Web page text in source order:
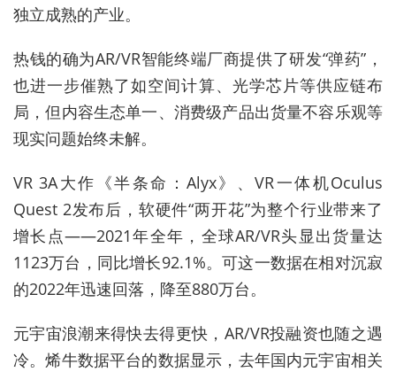
独立成熟的产业。
热钱的确为AR/VR智能终端厂商提供了研发“弹药”，
也进一步催熟了如空间计算、光学芯片等供应链布
局，但内容生态单一、消费级产品出货量不容乐观等
现实问题始终未解。
VR 3A大作《半条命：Alyx》、VR一体机Oculus
Quest 2发布后，软硬件“两开花”为整个行业带来了
增长点——2021年全年，全球AR/VR头显出货量达
1123万台，同比增长92.1%。可这一数据在相对沉寂
的2022年迅速回落，降至880万台。
元宇宙浪潮来得快去得更快，AR/VR投融资也随之遇
冷。烯牛数据平台的数据显示，去年国内元宇宙相关